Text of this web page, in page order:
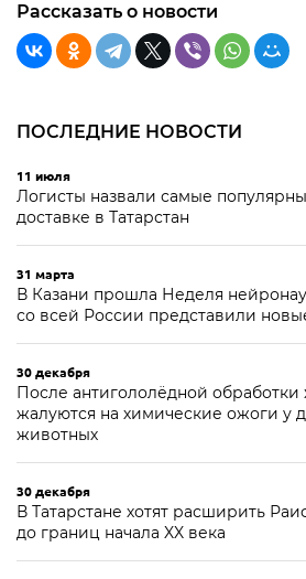
Рассказать о новости
ПОСЛЕДНИЕ НОВОСТИ
11 июля
Логисты назвали самые
доставке в Татарстан
31 марта
В Казани прошла Неделя
со всей России представили
30 декабря
После антигололёдной обработки
жалуются на химические ожоги у
животных
30 декабря
В Татарстане хотят расширить
до границ начала XX века